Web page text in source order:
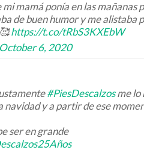
mi mamá ponía en las mañanas
de buen humor y me alistaba
https://t.co/tRbS3KXEbW
October 6, 2020
#PiesDescalzosme lo
y a partir de ese
ser en grande